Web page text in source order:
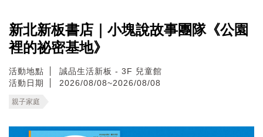
新北新板書店｜小塊說故事團隊《公園
裡的祕密基地》
活動地點
誠品生活新板 - 3F 兒童館
活動日期
2026/08/08~2026/08/08
親子家庭